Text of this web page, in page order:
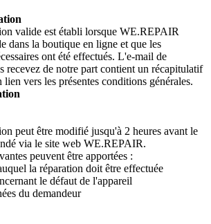
valide est établi lorsque WE.REPAIR
dans la boutique en ligne et que les
ont été effectués. L'e-mail de
recevez de notre part contient un récapitulatif
vers les présentes conditions générales.
peut être modifié jusqu'à 2 heures avant le
via le site web WE.REPAIR.
peuvent être apportées :
la réparation doit être effectuée
le défaut de l'appareil
du demandeur